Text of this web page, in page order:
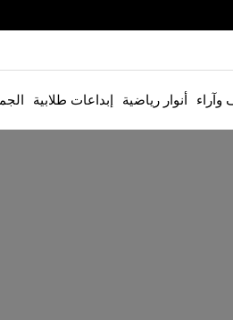
وآراء أنوار رياضية إبداعات طلابية